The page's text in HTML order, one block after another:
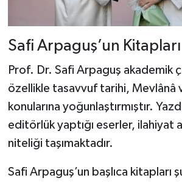
Safi Arpaguş’un Kitapları
Prof. Dr. Safi Arpaguş akademik
özellikle tasavvuf tarihi, Mevlânâ
konularına yoğunlaştırmıştır.
editörlük yaptığı eserler, ilahiyat
niteliği taşımaktadır.
Safi Arpaguş’un başlıca kitapları